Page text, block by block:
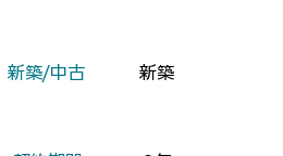
​新築/中古 新築